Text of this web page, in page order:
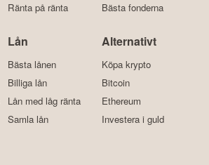
Ränta på ränta
Bästa fonderna
Lån
Bästa lånen
Billiga lån
Lån med låg ränta
Samla lån
Alternativt
Köpa krypto
Bitcoin
Ethereum
Investera i guld